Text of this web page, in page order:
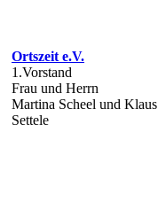
Ortszeit e.V.
1.Vorstand
Frau und Herrn
Martina Scheel und Klaus
Settele